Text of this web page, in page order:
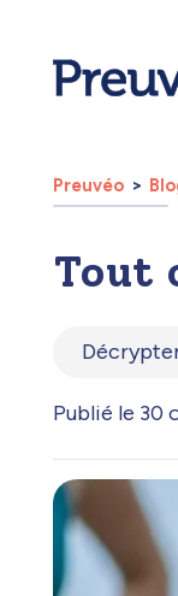
Preuvéo
Tout
Publié le 30